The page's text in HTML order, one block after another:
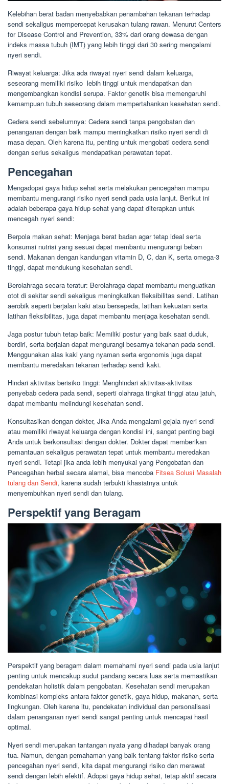
Kelebihan berat badan menyebabkan penambahan tekanan terhadap
sendi sekaligus mempercepat kerusakan tulang rawan. Menurut Centers
for Disease Control and Prevention, 33% dari orang dewasa dengan
indeks massa tubuh (IMT) yang lebih tinggi dari 30 sering mengalami
nyeri sendi.
Riwayat keluarga: Jika ada riwayat nyeri sendi dalam keluarga,
seseorang memiliki risiko lebih tinggi untuk mendapatkan dan
mengembangkan kondisi serupa. Faktor genetik bisa memengaruhi
kemampuan tubuh seseorang dalam mempertahankan kesehatan sendi.
Cedera sendi sebelumnya: Cedera sendi tanpa pengobatan dan
penanganan dengan baik mampu meningkatkan risiko nyeri sendi di
masa depan. Oleh karena itu, penting untuk mengobati cedera sendi
dengan serius sekaligus mendapatkan perawatan tepat.
Pencegahan
Mengadopsi gaya hidup sehat serta melakukan pencegahan mampu
membantu mengurangi risiko nyeri sendi pada usia lanjut. Berikut ini
adalah beberapa gaya hidup sehat yang dapat diterapkan untuk
mencegah nyeri sendi:
Berpola makan sehat: Menjaga berat badan agar tetap ideal serta
konsumsi nutrisi yang sesuai dapat membantu mengurangi beban
sendi. Makanan dengan kandungan vitamin D, C, dan K, serta omega-3
tinggi, dapat mendukung kesehatan sendi.
Berolahraga secara teratur: Berolahraga dapat membantu menguatkan
otot di sekitar sendi sekaligus meningkatkan fleksibilitas sendi. Latihan
aerobik seperti berjalan kaki atau bersepeda, latihan kekuatan serta
latihan fleksibilitas, juga dapat membantu menjaga kesehatan sendi.
Jaga postur tubuh tetap baik: Memiliki postur yang baik saat duduk,
berdiri, serta berjalan dapat mengurangi besarnya tekanan pada sendi.
Menggunakan alas kaki yang nyaman serta ergonomis juga dapat
membantu meredakan tekanan terhadap sendi kaki.
Hindari aktivitas berisiko tinggi: Menghindari aktivitas-aktivitas
penyebab cedera pada sendi, seperti olahraga tingkat tinggi atau jatuh,
dapat membantu melindungi kesehatan sendi.
Konsultasikan dengan dokter, Jika Anda mengalami gejala nyeri sendi
atau memiliki riwayat keluarga dengan kondisi ini, sangat penting bagi
Anda untuk berkonsultasi dengan dokter. Dokter dapat memberikan
pemantauan sekaligus perawatan tepat untuk membantu meredakan
nyeri sendi. Tetapi jika anda lebih menyukai yang Pengobatan dan
Pencegahan herbal secara alamai, bisa mencoba Fitsea Solusi Masalah
tulang dan Sendi, karena sudah terbukti khasiatnya untuk
menyembuhkan nyeri sendi dan tulang.
Perspektif yang Beragam
Perspektif yang beragam dalam memahami nyeri sendi pada usia lanjut
penting untuk mencakup sudut pandang secara luas serta memastikan
pendekatan holistik dalam pengobatan. Kesehatan sendi merupakan
kombinasi kompleks antara faktor genetik, gaya hidup, makanan, serta
lingkungan. Oleh karena itu, pendekatan individual dan personalisasi
dalam penanganan nyeri sendi sangat penting untuk mencapai hasil
optimal.
Nyeri sendi merupakan tantangan nyata yang dihadapi banyak orang
tua. Namun, dengan pemahaman yang baik tentang faktor risiko serta
pencegahan nyeri sendi, kita dapat mengurangi risiko dan merawat
sendi dengan lebih efektif. Adopsi gaya hidup sehat, tetap aktif secara